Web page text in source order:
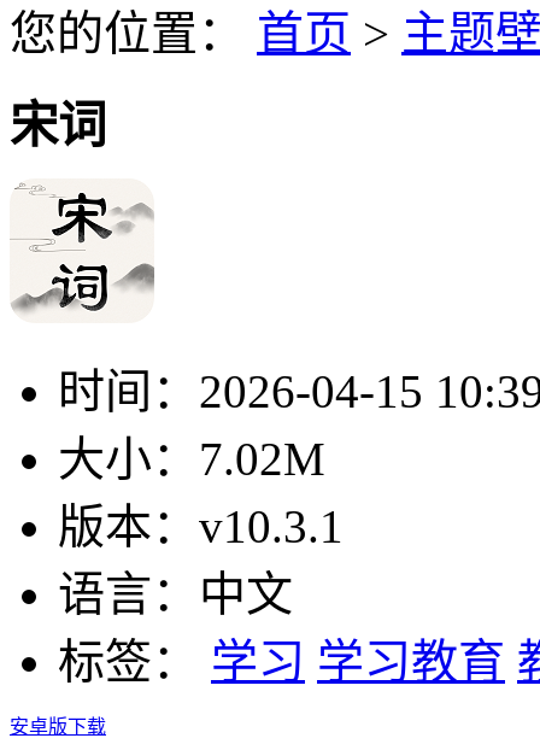
您的位置： 首页 > 主题
宋词
时间： 2026-04-15
大小： 7.02M
版本： v10.3.1
语言： 中文
标签：
学习 学习教育
安卓版下载